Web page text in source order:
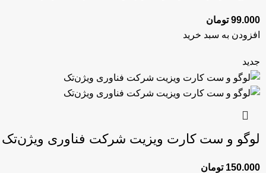
99.000 تومان
افزودن به سبد خرید
جدید
لوگو و ست کارت ویزیت شرکت فناوری ویژن‌تک
150.000 تومان